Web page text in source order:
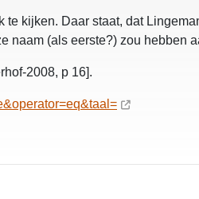
kijken. Daar staat, dat
naam (als eerste?) zou hebben
2008, p 16].